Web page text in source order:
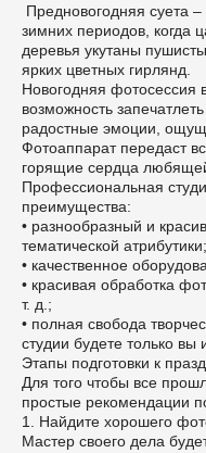
Предновогодняя суета
зимних периодов, когда
деревья укутаны
ярких цветных гирлянд.
Новогодняя фотосессия
возможность
радостные эмоции,
Фотоаппарат передаст
горящие сердца
Профессиональная
преимущества:
• разнообразный и
тематической атрибутики;
• качественное
• красивая обработка
т. д.;
• полная свобода
студии будете только вы
Этапы подготовки к
Для того чтобы все
простые рекомендации
1. Найдите хорошего
Мастер своего дела